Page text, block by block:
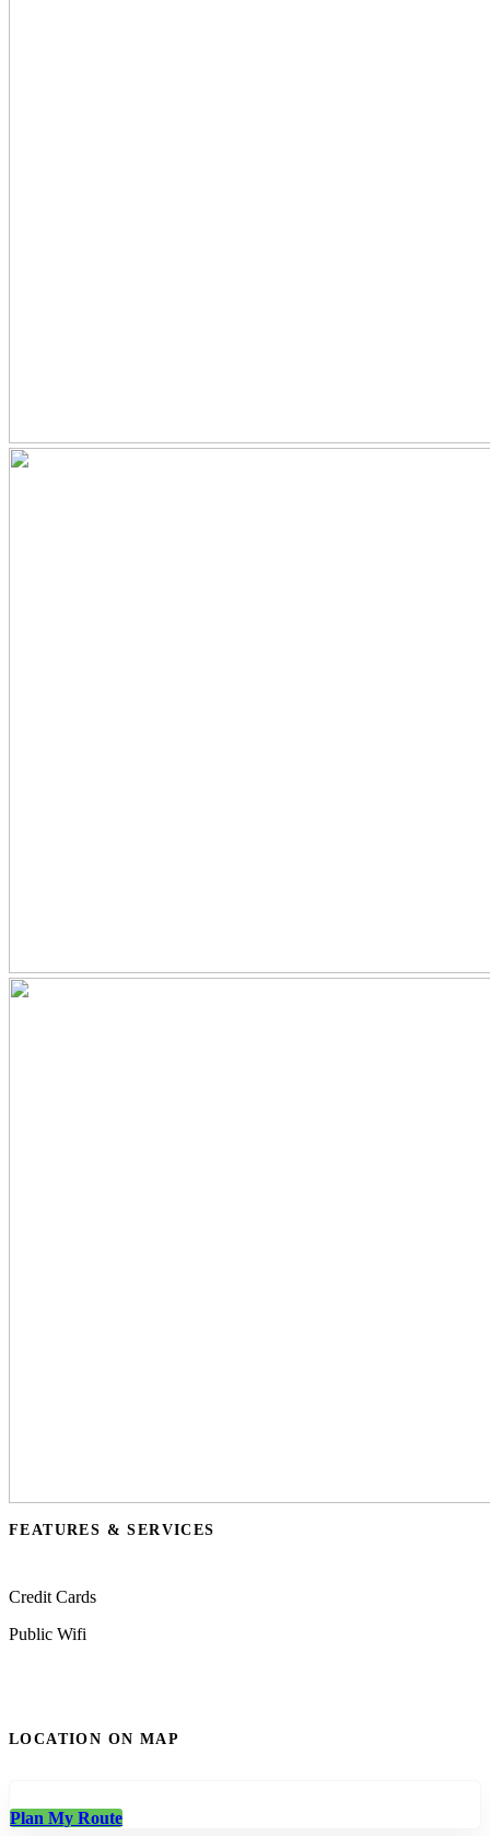
FEATURES & SERVICES
Credit Cards
Public Wifi
LOCATION ON MAP
Plan My Route